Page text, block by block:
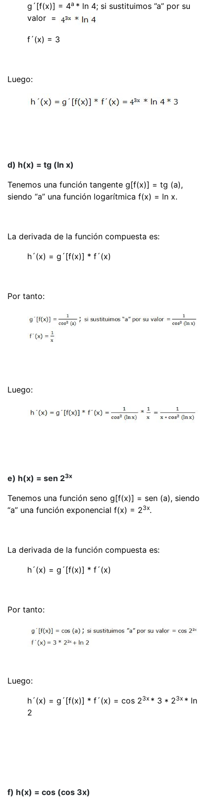
g´[f(x)] = 4a * ln 4; si sustituimos ”a” por su
valor =
f´(x) = 3
Luego:
d) h(x) = tg (ln x)
Tenemos una función tangente g[f(x)] = tg (a),
siendo “a” una función logarítmica f(x) = ln x.
La derivada de la función compuesta es:
h´(x) = g´[f(x)] * f´(x)
Por tanto:
Luego:
e) h(x) = sen 23x
Tenemos una función seno g[f(x)] = sen (a), siendo
“a” una función exponencial f(x) = 23x.
La derivada de la función compuesta es:
h´(x) = g´[f(x)] * f´(x)
Por tanto:
Luego:
h´(x) = g´[f(x)] * f´(x) = cos 23x * 3 * 23x * ln
2
f) h(x) = cos (cos 3x)